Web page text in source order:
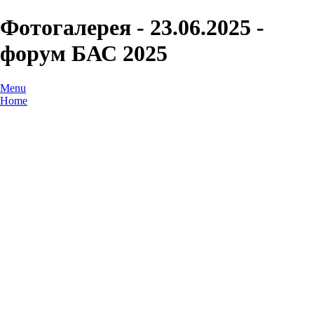
Фотогалерея - 23.06.2025 -
форум БАС 2025
Menu
Home